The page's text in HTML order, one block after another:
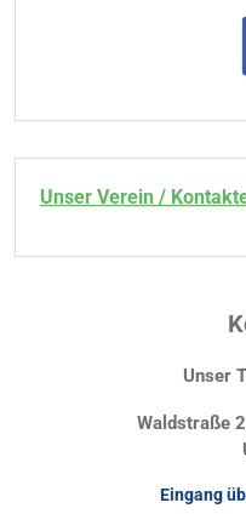
Unser Verein /
Unser
Waldstraße
Eingang